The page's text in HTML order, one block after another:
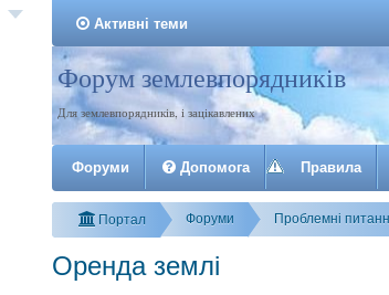
Активні теми
Реєстрація
Форум землевпорядників
Для землевпорядників, і зацікавлених
Форуми Допомога Правила
Портал Форуми Проблемні
Оренда землі